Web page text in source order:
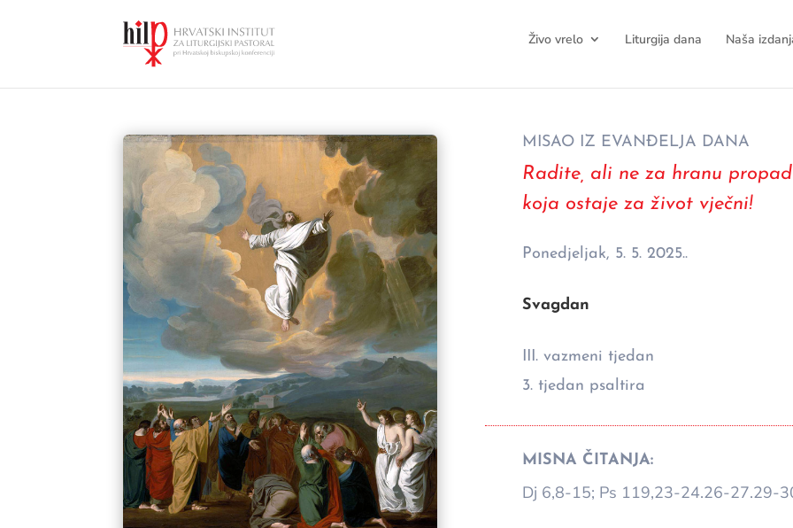
Živo vrelo Liturgija dana Naša
MISAO IZ EVANĐELJA DANA
Radite, ali ne za hranu
koja ostaje za život vječni!
Ponedjeljak, 5. 5. 2025..
Svagdan
III. vazmeni tjedan
3. tjedan psaltira
MISNA ČITANJA:
Dj 6,8-15; Ps 119,23-24.26-27.29-